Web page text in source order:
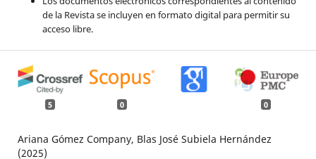
de la Revista se incluyen en formato digital para permitir su
acceso libre.
5 0 0
Ariana Gómez Company, Blas José Subiela Hernández
(2025)